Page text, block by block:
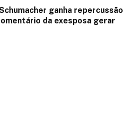
ganha repercussão
da exesposa gerar